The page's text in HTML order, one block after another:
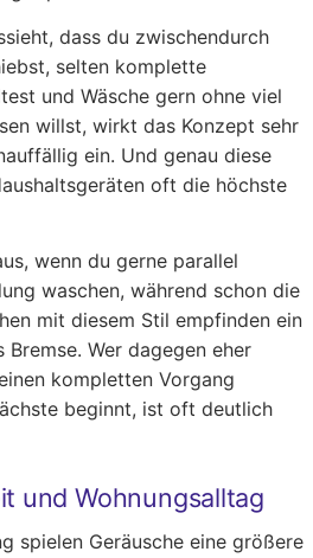
dass du zwischendurch
selten komplette
und Wäsche gern ohne viel
willst, wirkt das Konzept sehr
ein. Und genau diese
oft die höchste
wenn du gerne parallel
waschen, während schon die
mit diesem Stil empfinden ein
Wer dagegen eher
kompletten Vorgang
beginnt, ist oft deutlich
und Wohnungsalltag
spielen Geräusche eine größere